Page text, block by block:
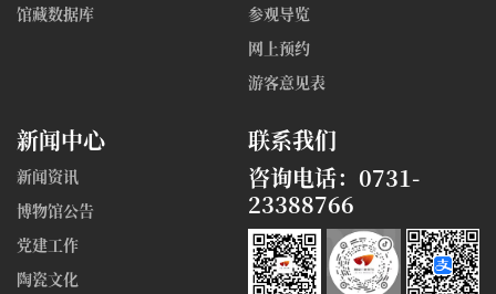
馆藏数据库
参观导览
网上预约
游客意见表
新闻中心
新闻资讯
博物馆公告
党建工作
陶瓷文化
联系我们
咨询电话：0731-
23388766